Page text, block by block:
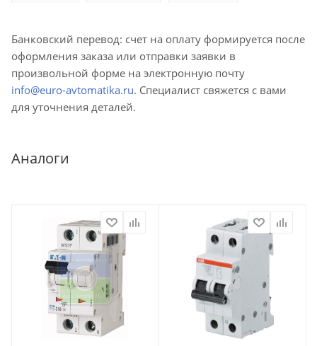
Банковский перевод: счет на оплату формируется после
оформления заказа или отправки заявки в
произвольной форме на электронную почту
info@euro-avtomatika.ru. Специалист свяжется с вами
для уточнения деталей.
Аналоги